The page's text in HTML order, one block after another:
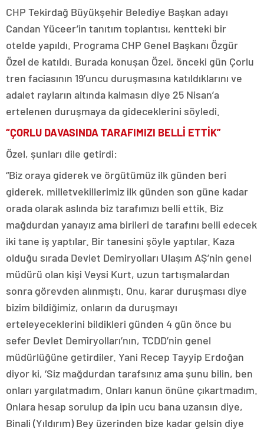
CHP Tekirdağ Büyükşehir Belediye Başkan adayı
Candan Yüceer’in tanıtım toplantısı, kentteki bir
otelde yapıldı. Programa CHP Genel Başkanı Özgür
Özel de katıldı. Burada konuşan Özel, önceki gün Çorlu
tren faciasının 19’uncu duruşmasına katıldıklarını ve
adalet rayların altında kalmasın diye 25 Nisan’a
ertelenen duruşmaya da gideceklerini söyledi.
“ÇORLU DAVASINDA TARAFIMIZI BELLİ ETTİK”
Özel, şunları dile getirdi:
“Biz oraya giderek ve örgütümüz ilk günden beri
giderek, milletvekillerimiz ilk günden son güne kadar
orada olarak aslında biz tarafımızı belli ettik. Biz
mağdurdan yanayız ama birileri de tarafını belli edecek
iki tane iş yaptılar. Bir tanesini şöyle yaptılar. Kaza
olduğu sırada Devlet Demiryolları Ulaşım AŞ’nin genel
müdürü olan kişi Veysi Kurt, uzun tartışmalardan
sonra görevden alınmıştı. Onu, karar duruşması diye
bizim bildiğimiz, onların da duruşmayı
erteleyeceklerini bildikleri günden 4 gün önce bu
sefer Devlet Demiryolları’nın, TCDD’nin genel
müdürlüğüne getirdiler. Yani Recep Tayyip Erdoğan
diyor ki, ‘Siz mağdurdan tarafsınız ama şunu bilin, ben
onları yargılatmadım. Onları kanun önüne çıkartmadım.
Onlara hesap sorulup da ipin ucu bana uzansın diye,
Binali (Yıldırım) Bey üzerinden bize kadar gelsin diye